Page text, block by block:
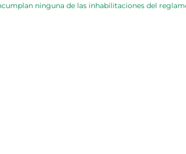
ninguna de las inhabilitaciones del